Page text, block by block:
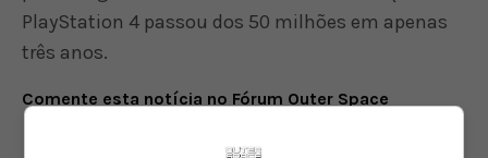
PlayStation 4 passou dos 50 milhões em apenas
três anos.
Comente esta notícia no Fórum Outer Space